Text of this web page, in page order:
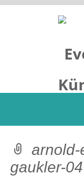
arnold-
gaukler-04